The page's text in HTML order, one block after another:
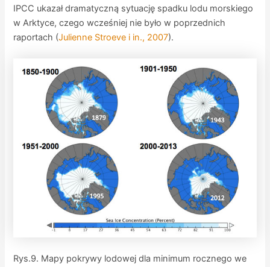
IPCC ukazał dramatyczną sytuację spadku lodu morskiego
w Arktyce, czego wcześniej nie było w poprzednich
raportach (Julienne Stroeve i in., 2007).
Rys.9. Mapy pokrywy lodowej dla minimum rocznego we